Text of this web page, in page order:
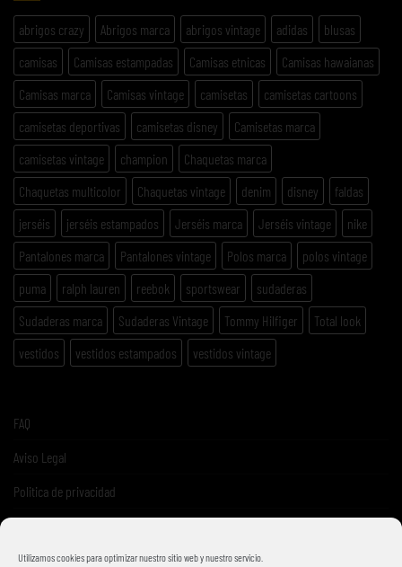
Utilizamos cookies para optimizar nuestro sitio web y nuestro servicio.
abrigos crazy Abrigos marca abrigos vintage adidas
blusas
camisas
Camisas estampadas Camisas etnicas
Camisas hawaianas
Camisas marca
Camisas vintage camisetas
camisetas cartoons
camisetas deportivas
camisetas disney
Camisetas marca
camisetas vintage
champion
Chaquetas marca
Chaquetas multicolor
Chaquetas vintage denim disney
faldas
jerséis
jerséis estampados Jerséis marca Jerséis vintage
nike
Pantalones marca
Pantalones vintage Polos marca
polos vintage
puma
ralph lauren reebok sportswear
sudaderas
Sudaderas marca
Sudaderas Vintage Tommy Hilfiger
Total look
vestidos
vestidos estampados vestidos vintage
FAQ
Aviso Legal
Politica de privacidad